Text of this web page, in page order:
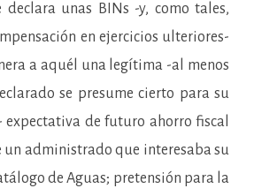
unas BINs -y, como tales,
en ejercicios ulteriores-
a aquél una legítima -al menos
se presume cierto para su
expectativa de futuro ahorro fiscal
un administrado que interesaba su
de Aguas; pretensión para la